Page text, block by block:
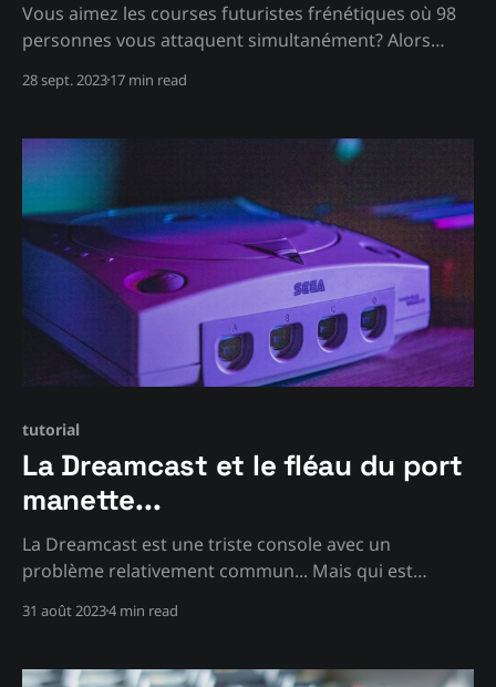
Vous aimez les courses futuristes frénétiques où 98
personnes vous attaquent simultanément? Alors
28 sept. 202317 min read
tutorial
La Dreamcast et le fléau du port
manette...
La Dreamcast est une triste console avec un
problème relativement commun... Mais qui est
les bons outils...
31 août 20234 min read